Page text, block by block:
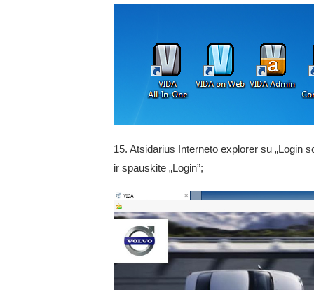
15. Atsidarius Interneto explorer su „Login
ir spauskite „Login”;